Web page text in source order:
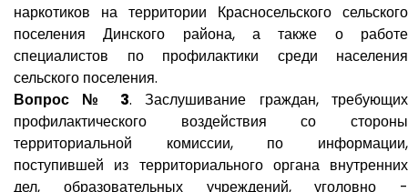
наркотиков на территории Красносельского сельского
поселения Динского района, а также о работе
специалистов по профилактики среди населения
сельского поселения.
Вопрос № 3. Заслушивание граждан, требующих
профилактического воздействия со стороны
территориальной комиссии, по информации,
поступившей из территориального органа внутренних
дел, образовательных учреждений, уголовно -